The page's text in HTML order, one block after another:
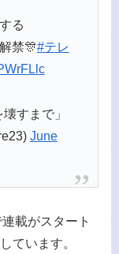
る
禁🎊#テレ
すまで」
June
載がスタート
ています。